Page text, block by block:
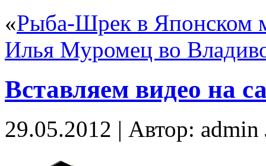
«Рыба-Шрек в Японском
Илья Муромец во
Вставляем видео на
29.05.2012 | Автор: